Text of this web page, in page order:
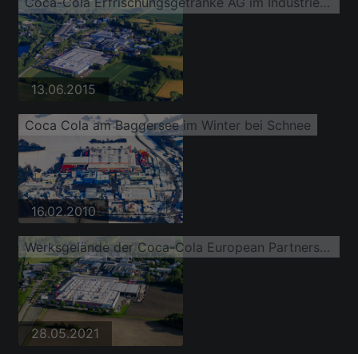
13.06.2015
Coca Cola am Baggersee im Winter bei Schnee
16.02.2010
Werksgelände der Coca-Cola European Partners Deutschland GmbH in Neureut
28.05.2021